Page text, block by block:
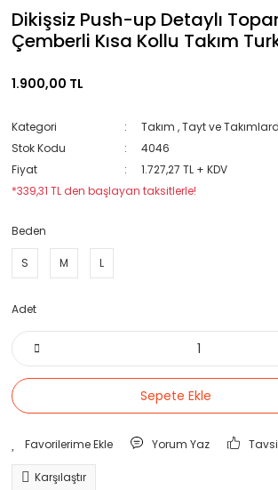
Dikişsiz Push-up Detaylı
Çemberli Kısa Kollu Takım
1.900,00 TL
Kategori Takım ,Tayt ve
Stok Kodu
4046
Fiyat
1.727,27 TL + KDV
*339,31 TL den başlayan taksitlerle!
Beden
S M L
Adet
Sepete Ekle
Yorum Yaz
Karşılaştır